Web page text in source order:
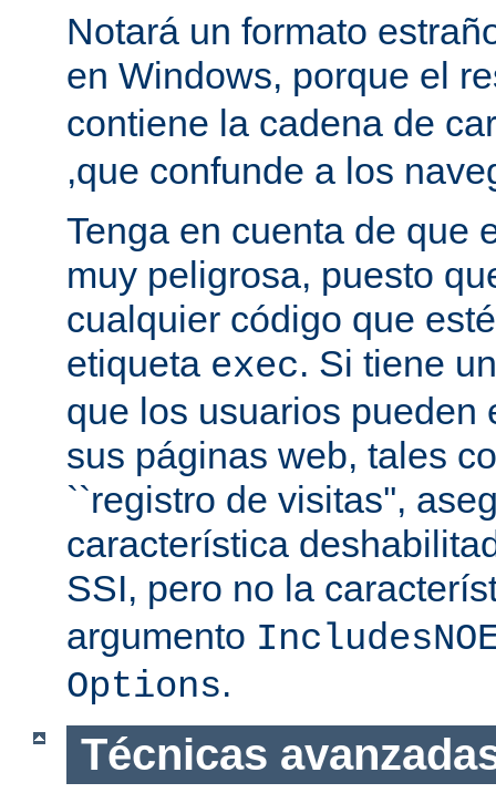
Notará un formato
en Windows, porque el
contiene la cadena de
,que confunde a los
Tenga en cuenta de que
muy peligrosa, puesto
cualquier código que
etiqueta exec. Si tiene
que los usuarios pueden
sus páginas web, tales
``registro de visitas'',
característica
SSI, pero no la
argumento
Options.
Técnicas